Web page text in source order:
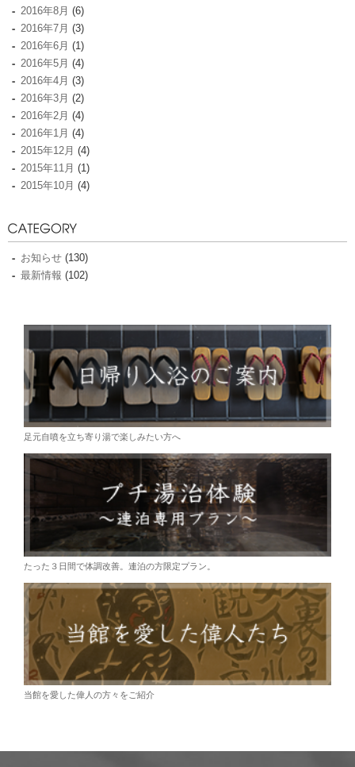
2016年8月 (6)
2016年7月 (3)
2016年6月 (1)
2016年5月 (4)
2016年4月 (3)
2016年3月 (2)
2016年2月 (4)
2016年1月 (4)
2015年12月 (4)
2015年11月 (1)
2015年10月 (4)
お知らせ (130)
最新情報 (102)
足元自噴を立ち寄り湯で楽しみたい方へ
たった３日間で体調改善。連泊の方限定プラン。
当館を愛した偉人の方々をご紹介